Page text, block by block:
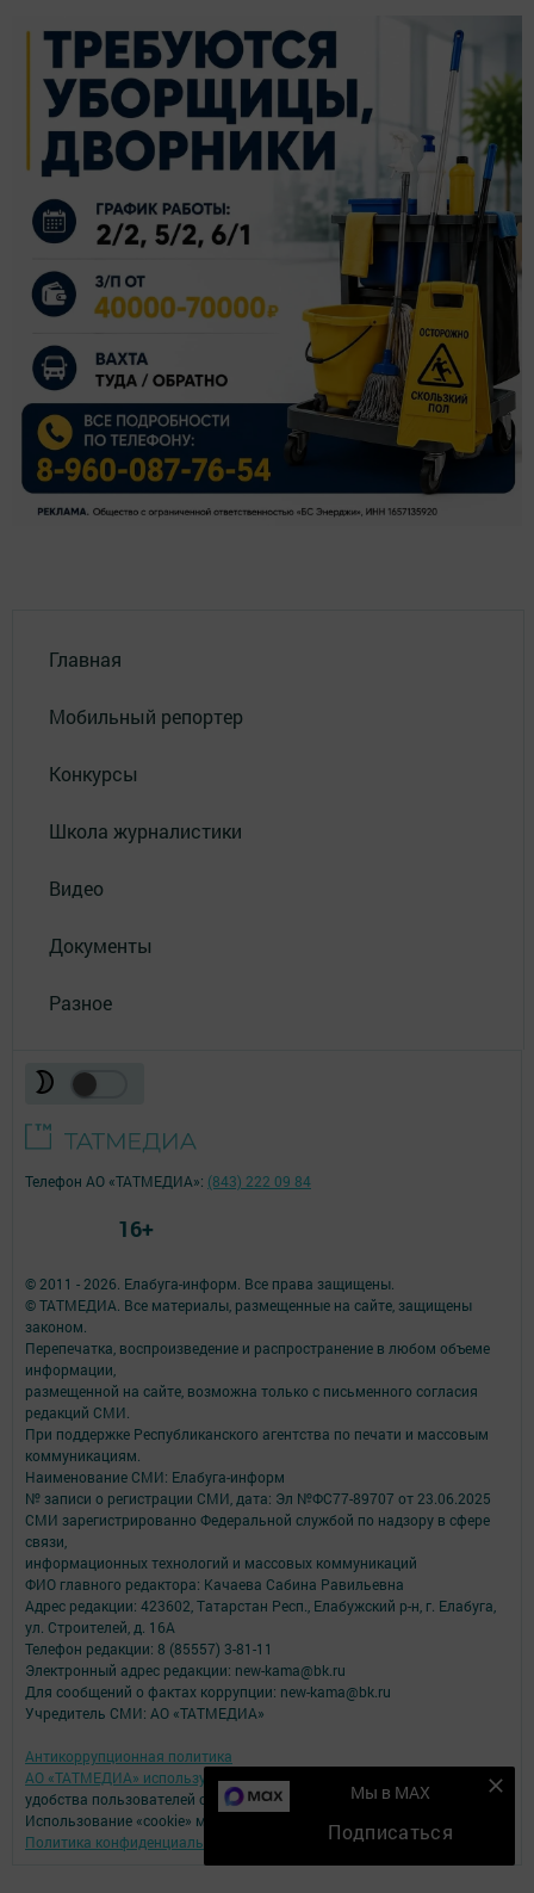
Главная
Мобильный репортер
Конкурсы
Школа журналистики
Видео
Документы
Разное
Мы в MAX
Подписаться
© 2011 - 2026. Елабуга-информ. Все права защищены.
© ТАТМЕДИА. Все материалы, размещенные на сайте, защищены
законом.
Перепечатка, воспроизведение и распространение в любом объеме
информации,
размещенной на сайте, возможна только с письменного согласия
редакций СМИ.
При поддержке Республиканского агентства по печати и массовым
коммуникациям.
Наименование СМИ: Елабуга-информ
№ записи о регистрации СМИ, дата: Эл №ФС77-89707 от 23.06.2025
СМИ зарегистрированно Федеральной службой по надзору в сфере
связи,
информационных технологий и массовых коммуникаций
ФИО главного редактора: Качаева Сабина Равильевна
Адрес редакции: 423602, Татарстан Респ., Елабужский р-н, г. Елабуга,
ул. Строителей, д. 16А
Телефон редакции: 8 (85557) 3-81-11
Электронный адрес редакции: new-kama@bk.ru
Для сообщений о фактах коррупции: new-kama@bk.ru
Учредитель СМИ: АО «ТАТМЕДИА»
Антикоррупционная политика
АО «ТАТМЕДИА» использует «cookie»для персонализации сервисов и
удобства пользователей сайтом.
Использование «cookie» можно отменить в настройках браузера.
Политика конфиденциальности
Телефон АО «ТАТМЕДИА»: (843) 222 09 84
16+